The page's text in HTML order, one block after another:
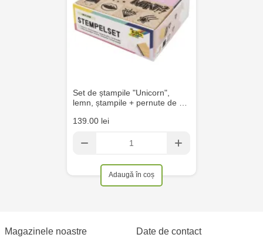
Crafti Comrat - str Pobeda,48
Crafti Centru - bd. Ștefan cel Mare și Sfânt,
Crafti Buiucani - str. Ion Creangă, 68/1
Crafti Căușeni- str. Mihai Eminescu, 6
Set de ștampile "Unicorn",
lemn, ștampile + pernute de …
139.00 lei
Adaugă în coș
Magazinele noastre Date de contact